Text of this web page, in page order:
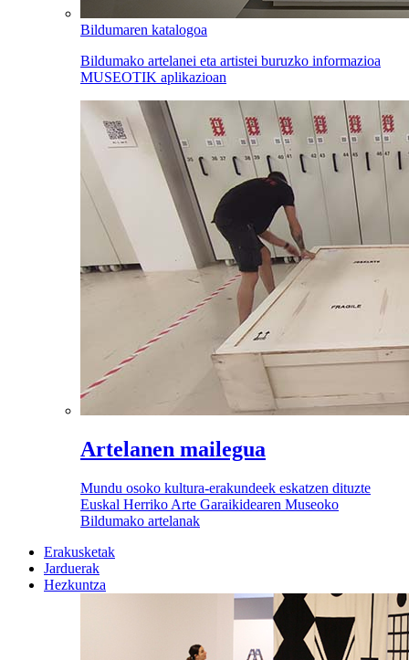
Bildumaren katalogoa
Bildumako artelanei eta artistei buruzko informazioa
MUSEOTIK aplikazioan
Artelanen mailegua
Mundu osoko kultura-erakundeek eskatzen dituzte
Euskal Herriko Arte Garaikidearen Museoko
Bildumako artelanak
Erakusketak
Jarduerak
Hezkuntza